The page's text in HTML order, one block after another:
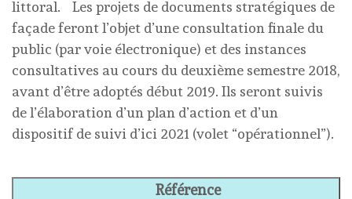
littoral. Les projets de documents stratégiques de
façade feront l’objet d’une consultation finale du
public (par voie électronique) et des instances
consultatives au cours du deuxième semestre 2018,
avant d’être adoptés début 2019. Ils seront suivis
de l’élaboration d’un plan d’action et d’un
dispositif de suivi d’ici 2021 (volet “opérationnel”).
Référence